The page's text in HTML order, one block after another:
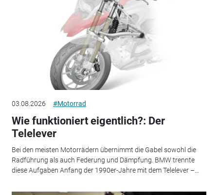
03.08.2026 #Motorrad
Wie funktioniert eigentlich?: Der
Telelever
Bei den meisten Motorrädern übernimmt die Gabel sowohl die
Radführung als auch Federung und Dämpfung. BMW trennte
diese Aufgaben Anfang der 1990er-Jahre mit dem Telelever –...